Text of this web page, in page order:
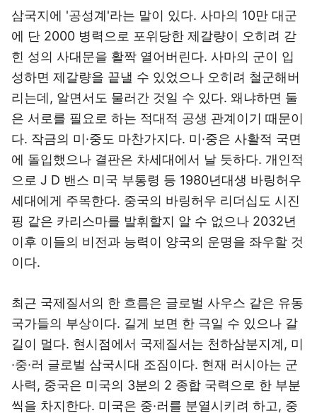
삼국지에 '공성계'라는 말이 있다. 사마의 10만 대군
에 단 2000 병력으로 포위당한 제갈량이 오히려 갇
힌 성의 사대문을 활짝 열어버린다. 사마의 군이 입
성하면 제갈량을 끝낼 수 있었으나 오히려 철군해버
리는데, 알면서도 물러간 것일 수 있다. 왜냐하면 둘
은 서로를 필요로 하는 적대적 공생 관계이기 때문이
다. 작금의 미·중도 마찬가지다. 미·중은 사활적 국면
에 돌입했으나 결판은 차세대에서 날 듯하다. 개인적
으로 J D 밴스 미국 부통령 등 1980년대생 바링허우
세대에게 주목한다. 중국의 바링허우 리더십도 시진
핑 같은 카리스마를 발휘할지 알 수 없으나 2032년
이후 이들의 비전과 능력이 양국의 운명을 좌우할 것
이다.
최근 국제질서의 한 흐름은 글로벌 사우스 같은 유동
국가들의 부상이다. 길게 보면 한 극일 수 있으나 갈
길이 멀다. 현시점에서 국제질서는 천하삼분지계, 미
·중·러 글로벌 삼국시대 조짐이다. 현재 러시아는 군
사력, 중국은 미국의 3분의 2 종합 국력으로 한 부분
씩을 차지한다. 미국은 중·러를 분열시키려 하고, 중